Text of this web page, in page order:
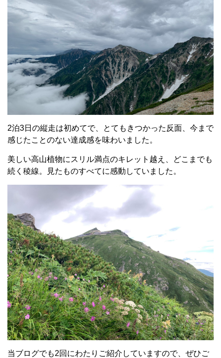
2泊3日の縦走は初めてで、とてもきつかった反面、今まで
感じたことのない達成感を味わいました。
美しい高山植物にスリル満点のキレット越え、どこまでも
続く稜線。見たものすべてに感動していました。
当ブログでも2回にわたりご紹介していますので、ぜひご